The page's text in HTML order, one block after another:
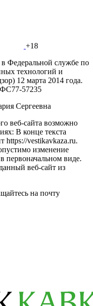
+18
в Федеральной службе по
технологий и
12 марта 2014 года.
57235
Сергеевна
веб-сайта возможно
В конце текста
https://vestikavkaza.ru.
изменение
первоначальном виде.
веб-сайт из
на почту